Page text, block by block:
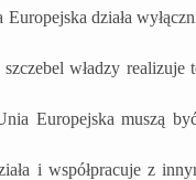
działa
władzy
Europejska muszą
i współpracuje z